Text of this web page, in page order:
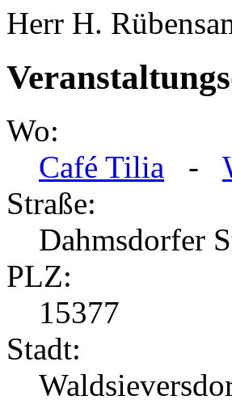
Herr H.
Wo:
Café Tilia -
Straße:
Dahmsdorfer
PLZ:
15377
Stadt: